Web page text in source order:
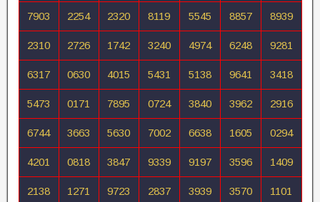
7903 2254 2320 8119 5545 8857 8939
2310 2726 1742 3240 4974 6248 9281
6317 0630 4015 5431 5138 9641 3418
5473 0171 7895 0724 3840 3962 2916
6744 3663 5630 7002 6638 1605 0294
4201 0818 3847 9339 9197 3596 1409
2138 1271 9723 2837 3939 3570 1101